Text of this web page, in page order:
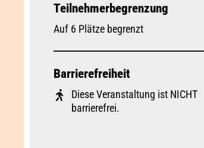
Teilnehmerbegrenzung
Auf 6 Plätze begrenzt
Barrierefreiheit
Diese Veranstaltung ist NICHT
barrierefrei.